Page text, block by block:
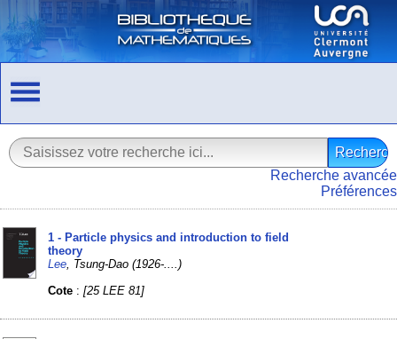
Recherche avancée
Préférences
1 - Particle physics and introduction to field
theory
Lee , Tsung-Dao (1926-....)
Cote :[25 LEE 81]